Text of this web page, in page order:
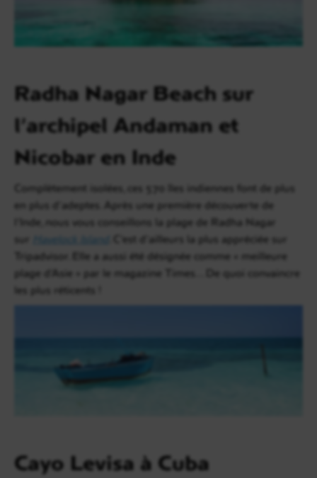
Radha Nagar Beach sur
l’archipel Andaman et
Nicobar en Inde
Complètement isolées, ces 570 îles indiennes font de plus
en plus d’adeptes. Après une première découverte de
l’Inde, nous vous conseillons la plage de Radha Nagar
Havelock Island
. C’est d’ailleurs la plus appréciée sur
Tripadvisor. Elle a aussi été désignée comme « meilleure
plage d’Asie » par le magazine Times… De quoi convaincre
les plus réticents !
Cayo Levisa à Cuba